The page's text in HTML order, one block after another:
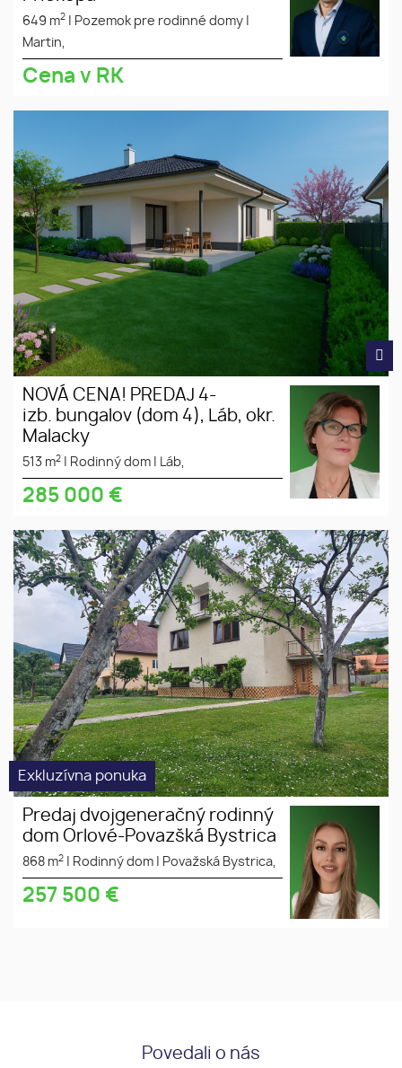
649 m2 Pozemok pre rodinné domy
Martin,
Cena v RK
murovaný 4-izbový bungalov v
obci Láb, okres Malacky Služby
ZÁHRADNEJ architektúry
ZDARMA! - Návrh 3D
vizualizácie hradíme MY.
slnečný
pozemok
súkromná
ulica
NOVÁ CENA! PREDAJ 4-
izb. bungalov (dom 4), Láb, okr.
Malacky
513 m2 Rodinný dom Láb,
285 000 €
Exkluzívna ponuka
Predaj dvojgeneračný rodinný
dom Orlové-Povazšká Bystrica
868 m2 Rodinný dom Považská Bystrica,
257 500 €
Povedali o nás